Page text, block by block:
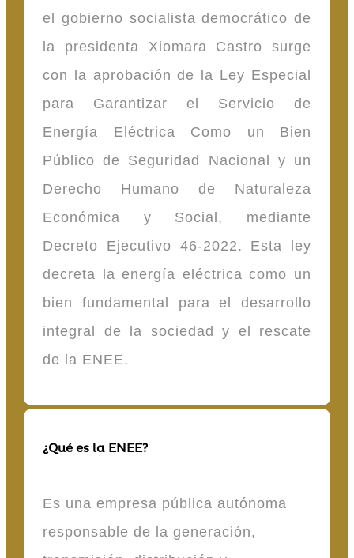
el gobierno socialista democrático de
la presidenta Xiomara Castro surge
con la aprobación de la Ley Especial
para Garantizar el Servicio de
Energía Eléctrica Como un Bien
Público de Seguridad Nacional y un
Derecho Humano de Naturaleza
Económica y Social, mediante
Decreto Ejecutivo 46-2022. Esta ley
decreta la energía eléctrica como un
bien fundamental para el desarrollo
integral de la sociedad y el rescate
de la ENEE.
¿Qué es la ENEE?
Es una empresa pública autónoma
responsable de la generación,